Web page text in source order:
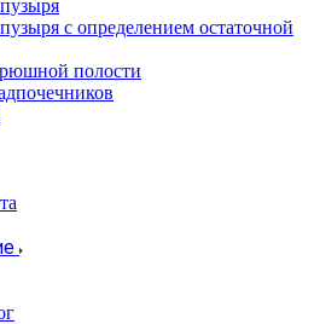
с определением остаточной
полости